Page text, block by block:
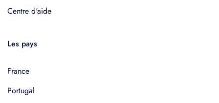
Centre d'aide
Les pays
France
Portugal